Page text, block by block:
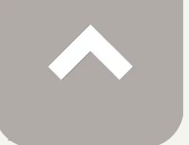
各種ブランドのカードをご利用いただけます。
【Paidy（後払い/コンビニ払い）】
お支払後の在庫確保となりますため、お早めにお支払をお願いし
なお、お支払口座は、注文確認メールに記載しております。
振込手数料はお客様負担となります。
送料：100円（税込）（全国一律）